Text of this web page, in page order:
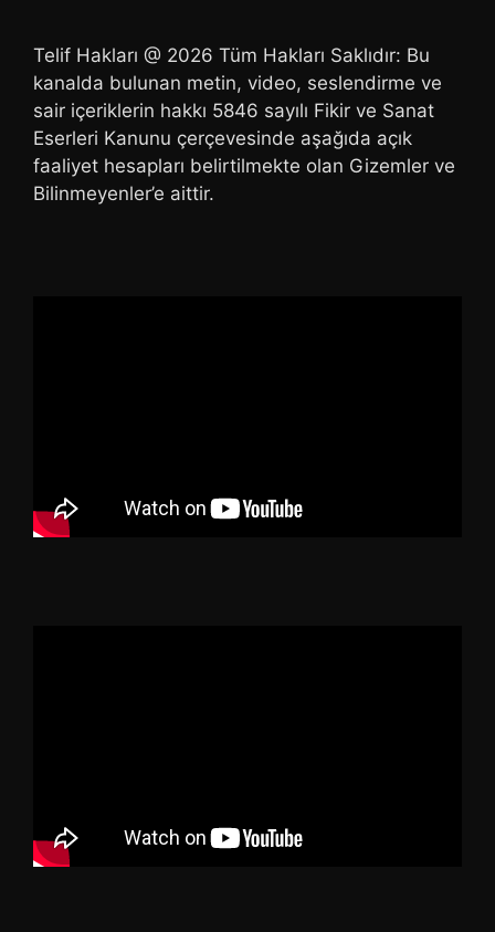
Telif Hakları @ 2026 Tüm Hakları Saklıdır: Bu
kanalda bulunan metin, video, seslendirme ve
sair içeriklerin hakkı 5846 sayılı Fikir ve Sanat
Eserleri Kanunu çerçevesinde aşağıda açık
faaliyet hesapları belirtilmekte olan Gizemler ve
Bilinmeyenler’e aittir.